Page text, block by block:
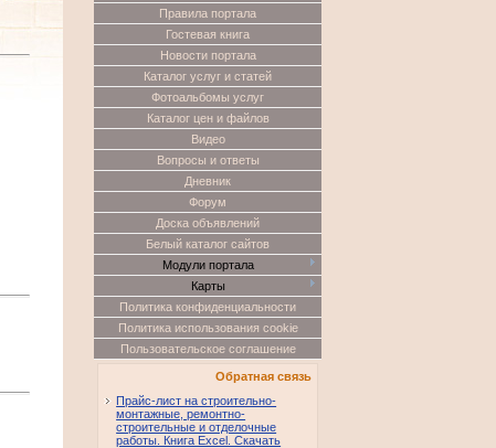
Правила портала
Гостевая книга
Новости портала
Каталог услуг и статей
Фотоальбомы услуг
Каталог цен и файлов
Видео
Вопросы и ответы
Дневник
Форум
Доска объявлений
Белый каталог сайтов
Модули портала
Карты
Политика конфиденциальности
Политика использования cookie
Пользовательское соглашение
Обратная связь
Прайс-лист на строительно-
монтажные, ремонтно-
строительные и отделочные
работы. Книга Excel. Скачать